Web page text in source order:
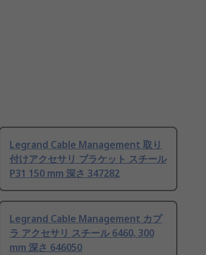
Legrand Cable Management 取り
付けアクセサリ ブラケット スチール
P31 150 mm 深さ 347282
Legrand Cable Management カプ
ラ アクセサリ スチール 6460, 300
mm 深さ 646050